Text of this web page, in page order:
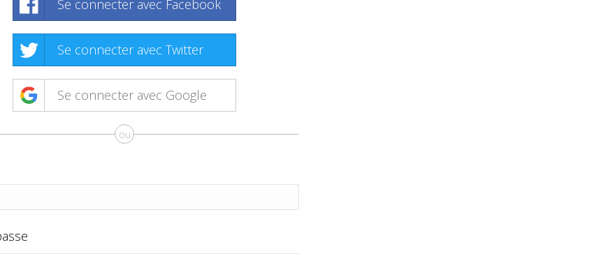
Se connecter avec Facebook
Se connecter avec Twitter
Se connecter avec Google
ou